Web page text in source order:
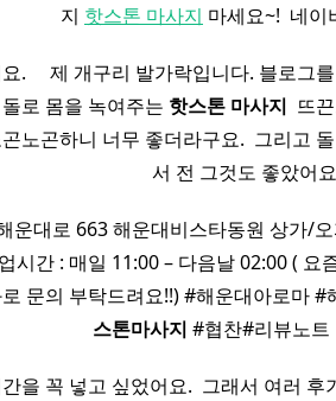
지 핫스톤 마사지 마세요~! ​ 네
. ​ ​ ​ ​ 제 개구리 발가락입니다. 블로그
로 몸을 녹여주는 핫스톤 마사지 뜨
노곤하니 너무 좋더라구요. ​ 그리고
서 전 그것도 좋았어
운대로 663 해운대비스타동원 상가/
시간 : 매일 11:00 – 다음날 02:00 ( 요
문의 부탁드려요!!) #해운대아로마 #
스톤마사지 #협찬#리뷰노트
을 꼭 넣고 싶었어요. ​ 그래서 여러 후